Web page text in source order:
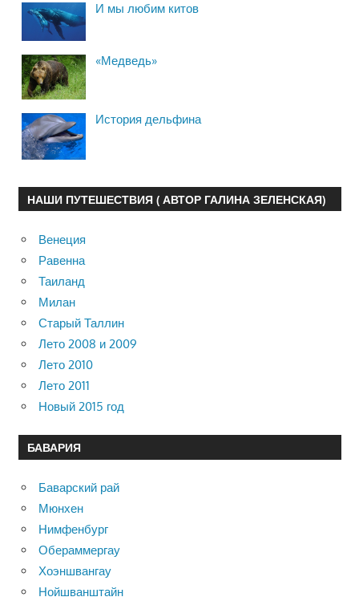
И мы любим китов
«Медведь»
История дельфина
НАШИ ПУТЕШЕСТВИЯ ( АВТОР ГАЛИНА ЗЕЛЕНСКАЯ)
Венеция
Равенна
Таиланд
Милан
Старый Таллин
Лето 2008 и 2009
Лето 2010
Лето 2011
Новый 2015 год
БАВАРИЯ
Баварский рай
Мюнхен
Нимфенбург
Обераммергау
Хоэншвангау
Нойшванштайн